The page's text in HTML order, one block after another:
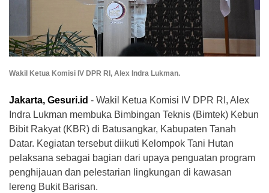
Wakil Ketua Komisi IV DPR RI, Alex Indra Lukman.
Jakarta, Gesuri.id - Wakil Ketua Komisi IV DPR RI, Alex
Indra Lukman membuka Bimbingan Teknis (Bimtek) Kebun
Bibit Rakyat (KBR) di Batusangkar, Kabupaten Tanah
Datar. Kegiatan tersebut diikuti Kelompok Tani Hutan
pelaksana sebagai bagian dari upaya penguatan program
penghijauan dan pelestarian lingkungan di kawasan
lereng Bukit Barisan.